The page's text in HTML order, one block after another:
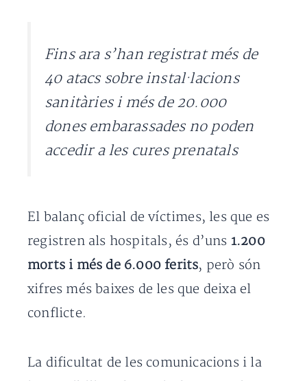
Fins ara s’han registrat més de
40 atacs sobre instal·lacions
sanitàries i més de 20.000
dones embarassades no poden
accedir a les cures prenatals
El balanç oficial de víctimes, les que es
registren als hospitals, és d’uns 1.200
morts i més de 6.000 ferits, però són
xifres més baixes de les que deixa el
conflicte.
La dificultat de les comunicacions i la